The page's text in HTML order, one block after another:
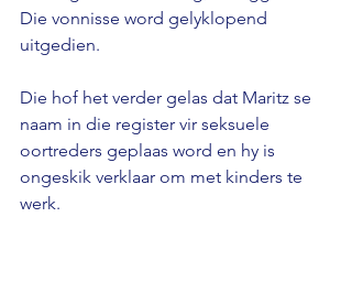
Die vonnisse word gelyklopend
uitgedien.
Die hof het verder gelas dat Maritz se
naam in die register vir seksuele
oortreders geplaas word en hy is
ongeskik verklaar om met kinders te
werk.